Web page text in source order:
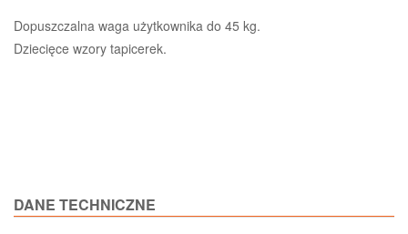
Dopuszczalna waga użytkownika do 45 kg.
Dziecięce wzory tapicerek.
DANE TECHNICZNE